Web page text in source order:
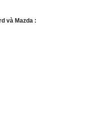
và Mazda :